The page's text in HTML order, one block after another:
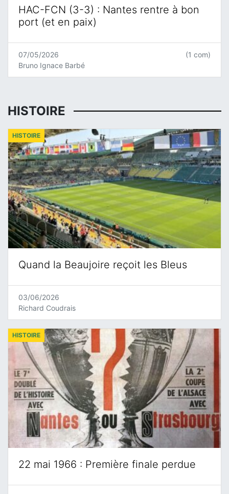
HAC-FCN (3-3) : Nantes rentre à bon
port (et en paix)
07/05/2026
Bruno Ignace Barbé
(1 com)
HISTOIRE
Quand la Beaujoire reçoit les Bleus
HISTOIRE
03/06/2026
Richard Coudrais
22 mai 1966 : Première finale perdue
HISTOIRE